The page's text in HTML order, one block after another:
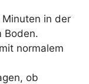
in der
Boden.
normalem
ob